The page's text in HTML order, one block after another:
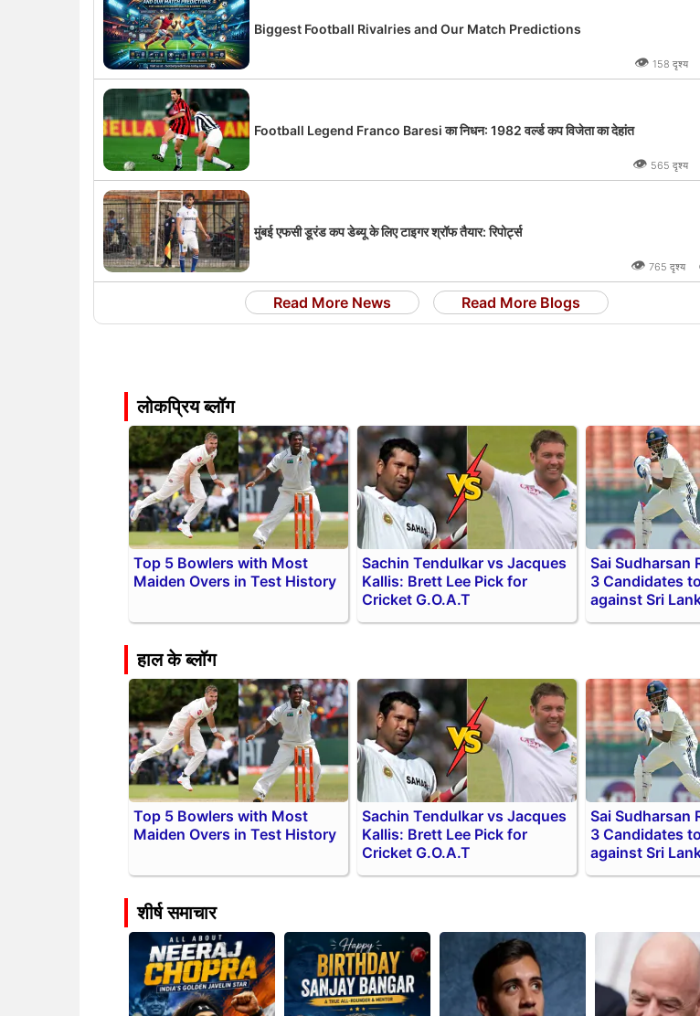
Biggest Football Rivalries and Our Match Predictions
👁 158 दृश्य
Football Legend Franco Baresi का निधन: 1982 वर्ल्ड कप विजेता का देहांत
👁 565 दृश्य
मुंबई एफसी डूरंड कप डेब्यू के लिए टाइगर श्रॉफ तैयार: रिपोर्ट्स
👁 765 दृश्य
Read More News Read More Blogs
लोकप्रिय ब्लॉग
Top 5 Bowlers with Most
Maiden Overs in Test History
Sachin Tendulkar vs Jacques
Kallis: Brett Lee Pick for
Cricket G.O.A.T
Sai Sudharsan
3 Candidates
against Sri
हाल के ब्लॉग
Top 5 Bowlers with Most
Maiden Overs in Test History
Sachin Tendulkar vs Jacques
Kallis: Brett Lee Pick for
Cricket G.O.A.T
Sai Sudharsan
3 Candidates
against Sri
शीर्ष समाचार